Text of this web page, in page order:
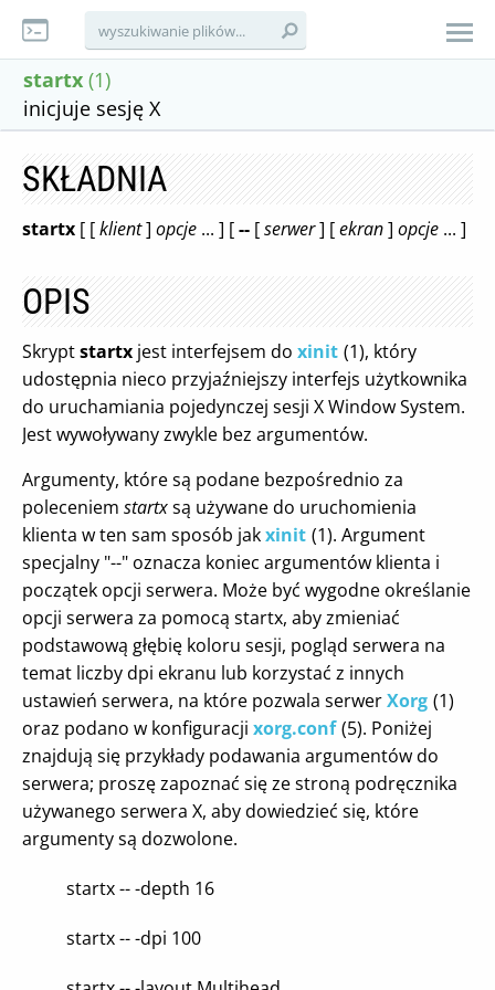
startx (1)
inicjuje sesję X
SKŁADNIA
startx [ [klient] opcje ... ] [-- [serwer] [ekran] opcje ... ]
OPIS
Skryptstartx jest interfejsem do xinit (1), który
udostępnia nieco przyjaźniejszy interfejs użytkownika
do uruchamiania pojedynczej sesji X Window System.
Jest wywoływany zwykle bez argumentów.
Argumenty, które są podane bezpośrednio za
poleceniem startxsą używane do uruchomienia
klienta w ten sam sposób jakxinit (1). Argument
specjalny "--" oznacza koniec argumentów klienta i
początek opcji serwera. Może być wygodne określanie
opcji serwera za pomocą startx, aby zmieniać
podstawową głębię koloru sesji, pogląd serwera na
temat liczby dpi ekranu lub korzystać z innych
ustawień serwera, na które pozwala serwerXorg (1)
oraz podano w konfiguracji xorg.conf (5). Poniżej
znajdują się przykłady podawania argumentów do
serwera; proszę zapoznać się ze stroną podręcznika
używanego serwera X, aby dowiedzieć się, które
argumenty są dozwolone.
startx -- -depth 16
startx -- -dpi 100